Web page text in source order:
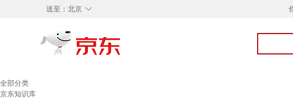
◇
送至： 北京
全部分类
京东知识库